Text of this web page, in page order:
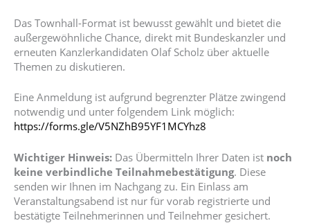
Das Townhall-Format ist bewusst gewählt und bietet die
außergewöhnliche Chance, direkt mit Bundeskanzler und
erneuten Kanzlerkandidaten Olaf Scholz über aktuelle
Themen zu diskutieren.
Eine Anmeldung ist aufgrund begrenzter Plätze zwingend
notwendig und unter folgendem Link möglich:
https://forms.gle/V5NZhB95YF1MCYhz8
Wichtiger Hinweis: Das Übermitteln Ihrer Daten ist noch
keine verbindliche Teilnahmebestätigung. Diese
senden wir Ihnen im Nachgang zu. Ein Einlass am
Veranstaltungsabend ist nur für vorab registrierte und
bestätigte Teilnehmerinnen und Teilnehmer gesichert.